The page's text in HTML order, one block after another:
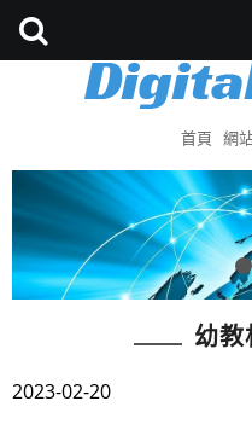
首頁 網
幼教
2023-02-20